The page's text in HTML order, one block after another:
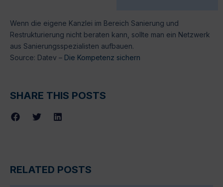
Wenn die eigene Kanzlei im Bereich Sanierung und
Restrukturierung nicht beraten kann, sollte man ein Netzwerk
aus Sanierungsspezialisten aufbauen.
Source: Datev – Die Kompetenz sichern
SHARE THIS POSTS
RELATED POSTS